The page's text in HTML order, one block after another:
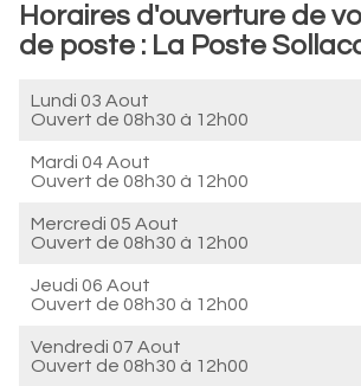
Horaires d'ouverture de
de poste : La Poste
Lundi 03 Aout
Ouvert de 08h30 à 12h00
Mardi 04 Aout
Ouvert de 08h30 à 12h00
Mercredi 05 Aout
Ouvert de 08h30 à 12h00
Jeudi 06 Aout
Ouvert de 08h30 à 12h00
Vendredi 07 Aout
Ouvert de 08h30 à 12h00